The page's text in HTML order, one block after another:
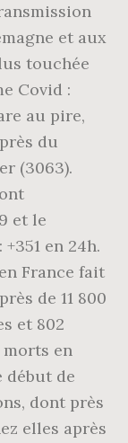
et aux
touchée
Covid :
au pire,
du
(3063).
et le
en 24h.
France fait
de 11 800
et 802
morts en
début de
dont près
elles après